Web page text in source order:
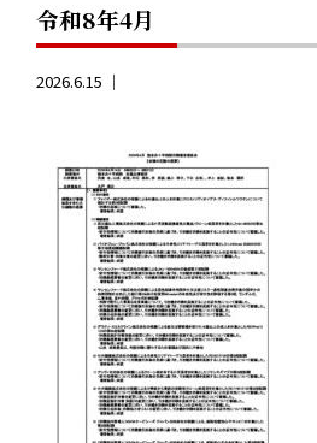
令和8年4月
2026.6.15 ｜